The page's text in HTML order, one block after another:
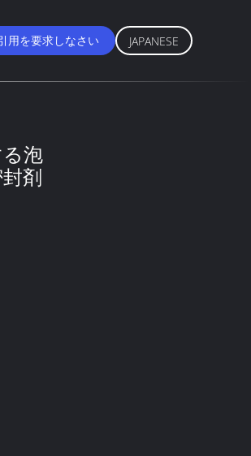
用を要求しなさい JAPANESE
泡
剤